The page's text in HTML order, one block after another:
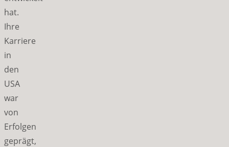
hat.
Ihre
Karriere
in
den
USA
war
von
Erfolgen
geprägt,